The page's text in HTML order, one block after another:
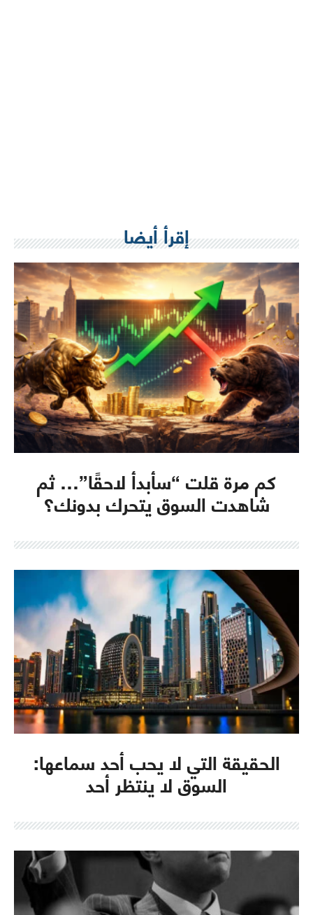
إقرأ أيضا
كم مرة قلت “سأبدأ لاحقًا”… ثم
شاهدت السوق يتحرك بدونك؟
الحقيقة التي لا يحب أحد سماعها:
السوق لا ينتظر أحد